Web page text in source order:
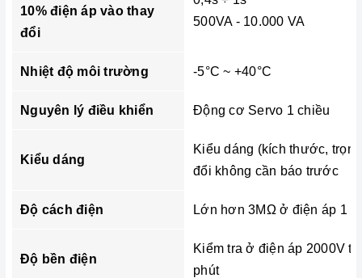
10% điện áp vào thay
đổi
500VA - 10.000 VA
Nhiệt độ môi trường -5°C ~ +40°C
Nguyên lý điều khiển Động cơ Servo 1 chiều
Kiểu dáng
Kiểu dáng (kích thước,
đổi không cần báo trước
Độ cách điện Lớn hơn 3MΩ ở điện áp 1
Độ bền điện
Kiểm tra ở điện áp 2000V
phút